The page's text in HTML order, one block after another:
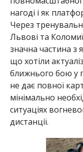
нагоді і як
Через
Львові та
значна частина з
що хотіли
ближнього бою у
не дає повної
мінімально
ситуаціях
дистанції.